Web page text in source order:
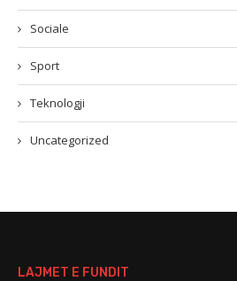
Sociale
Sport
Teknologji
Uncategorized
LAJMET E FUNDIT